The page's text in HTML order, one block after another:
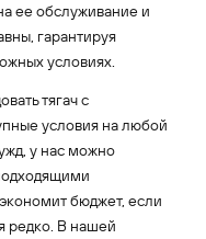
ее обслуживание и
гарантируя
условиях.
тягач с
условия на любой
у нас можно
бюджет, если
редко. В нашей